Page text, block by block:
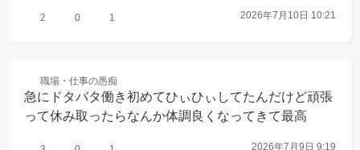
2 0 1 2026年7月10日 10:21
職場・仕事の愚痴
急にドタバタ働き初めてひぃひぃしてたんだけど頑張
って休み取ったらなんか体調良くなってきて最高
2026年7月9日 9:19